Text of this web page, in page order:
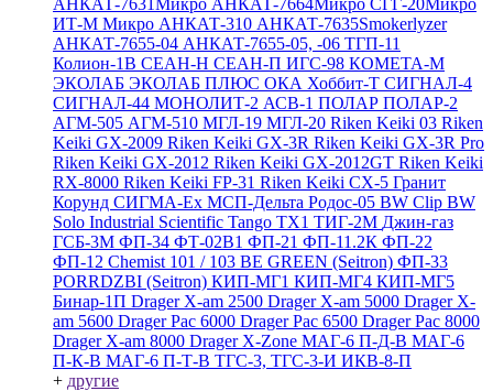
АНКАТ-7631Микро АНКАТ-7664Микро СГГ-20Микро
ИТ-М Микро АНКАТ-310 АНКАТ-7635Smokerlyzer
АНКАТ-7655-04 АНКАТ-7655-05, -06 ТГП-11
Колион-1В СЕАН-Н СЕАН-П ИГС-98 КОМЕТА-М
ЭКОЛАБ ЭКОЛАБ ПЛЮС ОКА Хоббит-Т СИГНАЛ-4
СИГНАЛ-44 МОНОЛИТ-2 АСВ-1 ПОЛАР ПОЛАР-2
АГМ-505 АГМ-510 МГЛ-19 МГЛ-20 Riken Keiki 03 Riken
Keiki GX-2009 Riken Keiki GX-3R Riken Keiki GX-3R Pro
Riken Keiki GX-2012 Riken Keiki GX-2012GT Riken Keiki
RX-8000 Riken Keiki FP-31 Riken Keiki CX-5 Гранит
Корунд СИГМА-Ех МСП-Дельта Родос-05 BW Clip BW
Solo Industrial Scientific Tango TX1 ТИГ-2М Джин-газ
ГСБ-3М ФП-34 ФТ-02В1 ФП-21 ФП-11.2К ФП-22
ФП-12 Chemist 101 / 103 BE GREEN (Seitron) ФП-33
PORRDZBI (Seitron) КИП-МГ1 КИП-МГ4 КИП-МГ5
Бинар-1П Drager X-am 2500 Drager X-am 5000 Drager X-
am 5600 Drager Pac 6000 Drager Pac 6500 Drager Pac 8000
Drager X-am 8000 Drager X-Zone МАГ-6 П-Д-В МАГ-6
П-К-В МАГ-6 П-Т-В ТГС-3, ТГС-3-И ИКВ-8-П
+ другие